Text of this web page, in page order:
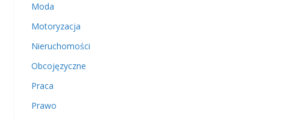
Moda
Motoryzacja
Nieruchomości
Obcojęzyczne
Praca
Prawo